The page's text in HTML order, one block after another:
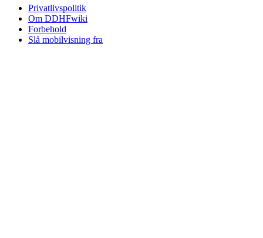
Privatlivspolitik
Om DDHFwiki
Forbehold
Slå mobilvisning fra